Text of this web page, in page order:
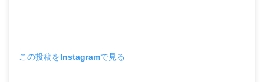
この投稿をInstagramで見る